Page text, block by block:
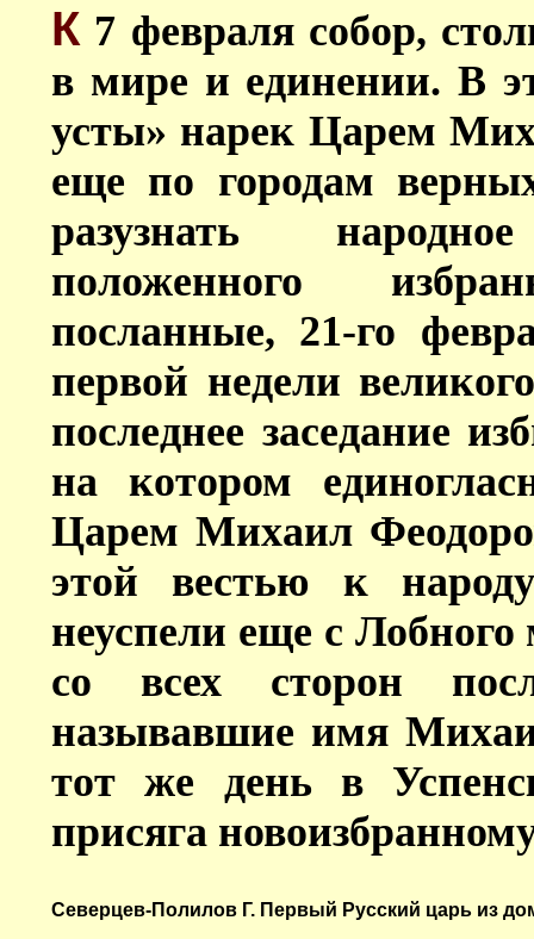
К 7 февраля собор,
в мире и единении. В
усты» нарек Царем
еще по городам
разузнать
положенного
посланные, 21-го
первой недели
последнее заседание
на котором
Царем Михаил
этой вестью к
неуспели еще с Лобного
со всех сторон
называвшие имя
тот же день в
присяга
Северцев-Полилов Г. Первый Русский царь из